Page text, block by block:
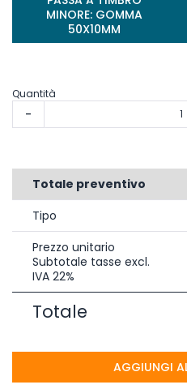
MINORE: GOMMA
50X10MM
Quantità
-
Totale preventivo
Tipo
Prezzo unitario
Subtotale tasse excl.
IVA 22%
Totale
AGGIUNGI